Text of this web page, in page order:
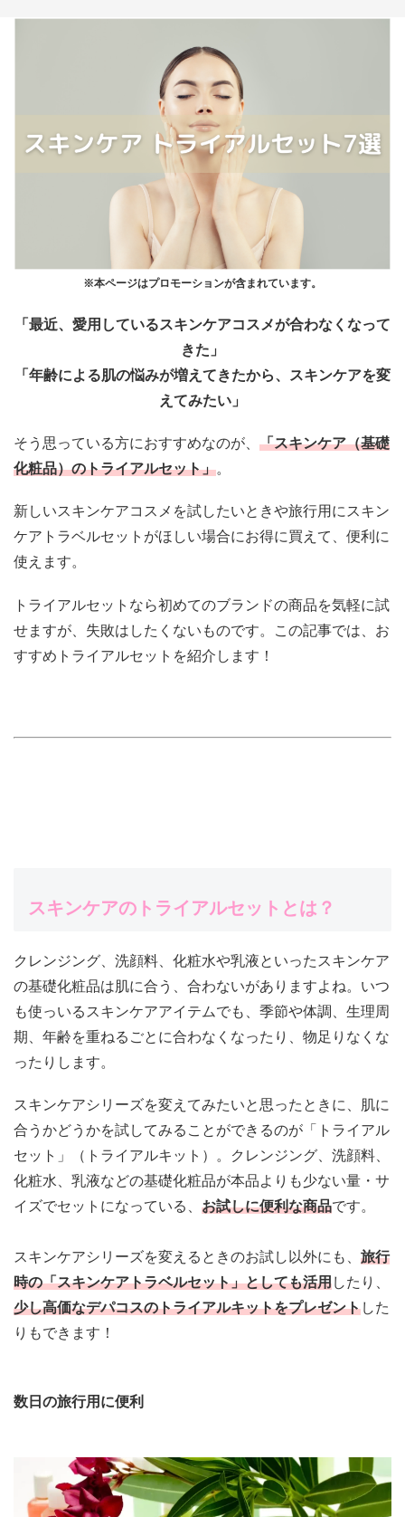
※本ページはプロモーションが含まれています。
「最近、愛用しているスキンケアコスメが合わなくなって
きた」
「年齢による肌の悩みが増えてきたから、スキンケアを変
えてみたい」
そう思っている方におすすめなのが、 「スキンケア（基礎
化粧品）のトライアルセット」。
新しいスキンケアコスメを試したいときや旅行用にスキン
ケアトラベルセットがほしい場合にお得に買えて、便利に
使えます。
トライアルセットなら初めてのブランドの商品を気軽に試
せますが、失敗はしたくないものです。この記事では、 お
すすめトライアルセット を紹介します！
スキンケアのトライアルセットとは？
クレンジング、洗顔料、化粧水や乳液といったスキンケア
の基礎化粧品は肌に合う、合わないがありますよね。いつ
も使っいるスキンケアアイテムでも、季節や体調、生理周
期、年齢を重ねるごとに合わなくなったり、物足りなくな
ったりします。
スキンケアシリーズを変えてみたいと思ったときに、肌に
合うかどうかを試してみることができるのが「トライアル
セット」（トライアルキット）。
クレンジング、洗顔料、
化粧水、乳液などの基礎化粧品が本品よりも少ない量・サ
イズでセットになっている、 お試しに便利な商品です。
スキンケアシリーズを変えるときのお試し以外にも、 旅行
時の「スキンケアトラベルセット」としても活用したり、
少し高価なデパコスのトライアルキットをプレゼントした
りもできます！
数日の旅行用に便利